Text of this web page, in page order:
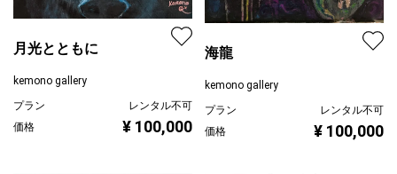
月光とともに
kemono gallery
プラン
レンタル不可
価格
¥ 100,000
海龍
kemono gallery
プラン
レンタル不可
価格
¥ 100,000